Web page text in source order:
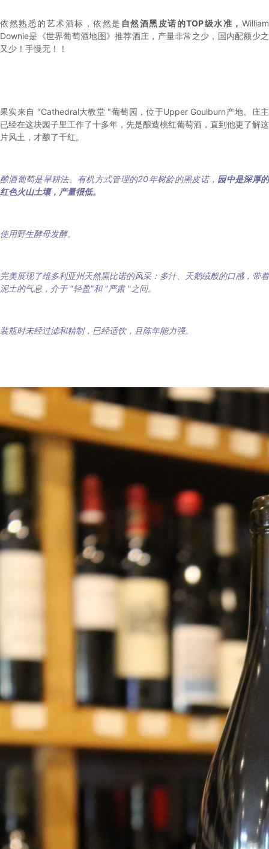
依然熟悉的艺术酒标，依然是 自然酒黑皮诺的TOP级水准，William
Downie是《世界葡萄酒地图》推荐酒庄，产量非常之少，国内配额少之
又少！手慢无！！
果实来自 "Cathedral大教堂 "葡萄园，位于Upper Goulburn产地。庄主
已经在这块园子里工作了十多年，先是酿造桃红葡萄酒，直到他更了解这
片风土，才酿了干红。
酿酒葡萄是旱耕法、有机方式管理的20年树龄的黑皮诺， 园中是深厚的
红色火山土壤，产量很低。
使用野生酵母发酵。
完美展现了维多利亚州天然黑比诺的风采：多汁、天鹅绒般的口感，带着
泥土的气息，介于 "轻盈"和 "严肃 "之间。
装瓶时未经过滤和精制，已经适饮，且陈年能力强。